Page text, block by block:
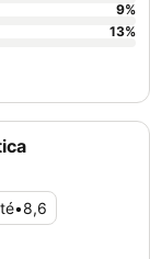
•8,6
9%
13%